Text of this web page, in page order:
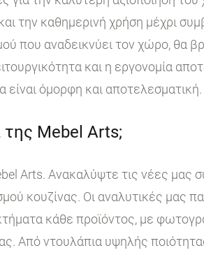
την καθημερινή χρήση μέχρι
που αναδεικνύει τον χώρο, θα
και η εργονομία
είναι όμορφη και αποτελεσματική.
της Mebel Arts;
Arts. Ανακαλύψτε τις νέες μας
κουζίνας. Οι αναλυτικές μας
κάθε προϊόντος, με
Από ντουλάπια υψηλής